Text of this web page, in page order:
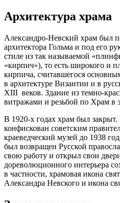
Архитектура храма
Александро-Невский храм был
архитектора Гольма и под его
стиле из так называемой
«кирпич»), то есть широкого и
кирпича, считавшегося
в архитектуре Византии и в
XIII веков. Здание из темно-
витражами и резьбой по Храм в
В 1920-х годах храм был
конфискован советским
краеведческий музей до 1938
был возвращен Русской
свою работу и открыл свои
дореволюционного интерьера
в частности, храмовая икона
Александра Невского и икона